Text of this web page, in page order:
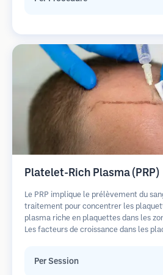
Platelet-Rich Plasma (PRP)
Le PRP implique le prélèvement du
traitement pour concentrer les
plasma riche en plaquettes dans les
Les facteurs de croissance dans les
Plusieurs séances sont généralement
Per Session